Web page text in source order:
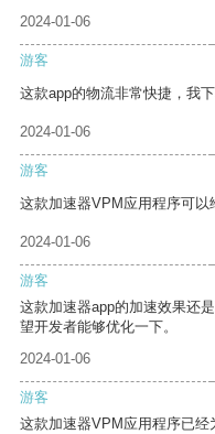
2024-01-06
游客
这款app的物流非常快捷，我
2024-01-06
游客
这款加速器VPM应用程序可以
2024-01-06
游客
这款加速器app的加速效果还
望开发者能够优化一下。
2024-01-06
游客
这款加速器VPM应用程序已